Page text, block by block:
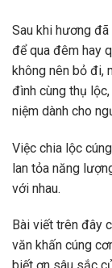
Sau khi hương đã
để qua đêm hay
không nên bỏ đi,
đình cùng thụ
niệm dành cho
Việc chia lộc
lan tỏa năng
với nhau.
Bài viết trên đây
văn khấn cúng